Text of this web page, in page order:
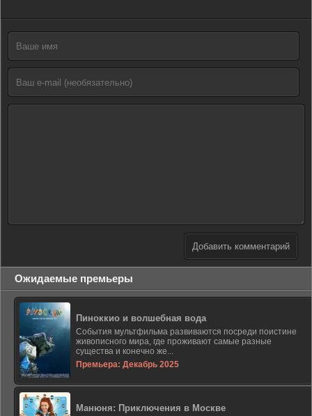
Добавить комментарий
Ожидаемые премьеры
Пиноккио и волшебная вода
События мультфильма развиваются посреди поистине
живописного мира, где проживают самые разные
существа и конечно же...
Премьера: Декабрь 2025
Манюня: Приключения в Москве